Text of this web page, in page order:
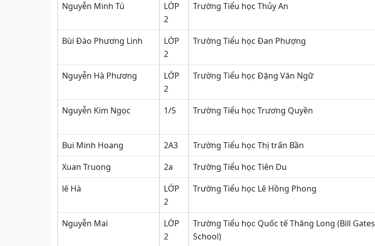
Nguyễn Minh Tú
LỚP
2
Trường Tiểu học Thủy An
Bùi Đào Phương Linh
LỚP
2
Trường Tiểu học Đan Phượng
Nguyễn Hà Phương
LỚP
2
Trường Tiểu học Đặng Văn Ngữ
Nguyễn Kim Ngọc 1/5 Trường Tiểu học Trương Quyền
Bui Minh Hoang 2A3 Trường Tiểu học Thị trấn Bần
Xuan Truong
2a Trường Tiểu học Tiên Du
lê Hà
LỚP
2
Trường Tiểu học Lê Hồng Phong
Nguyễn Mai
LỚP
2
Trường Tiểu học Quốc tế Thăng Long (Bill Gates
School)